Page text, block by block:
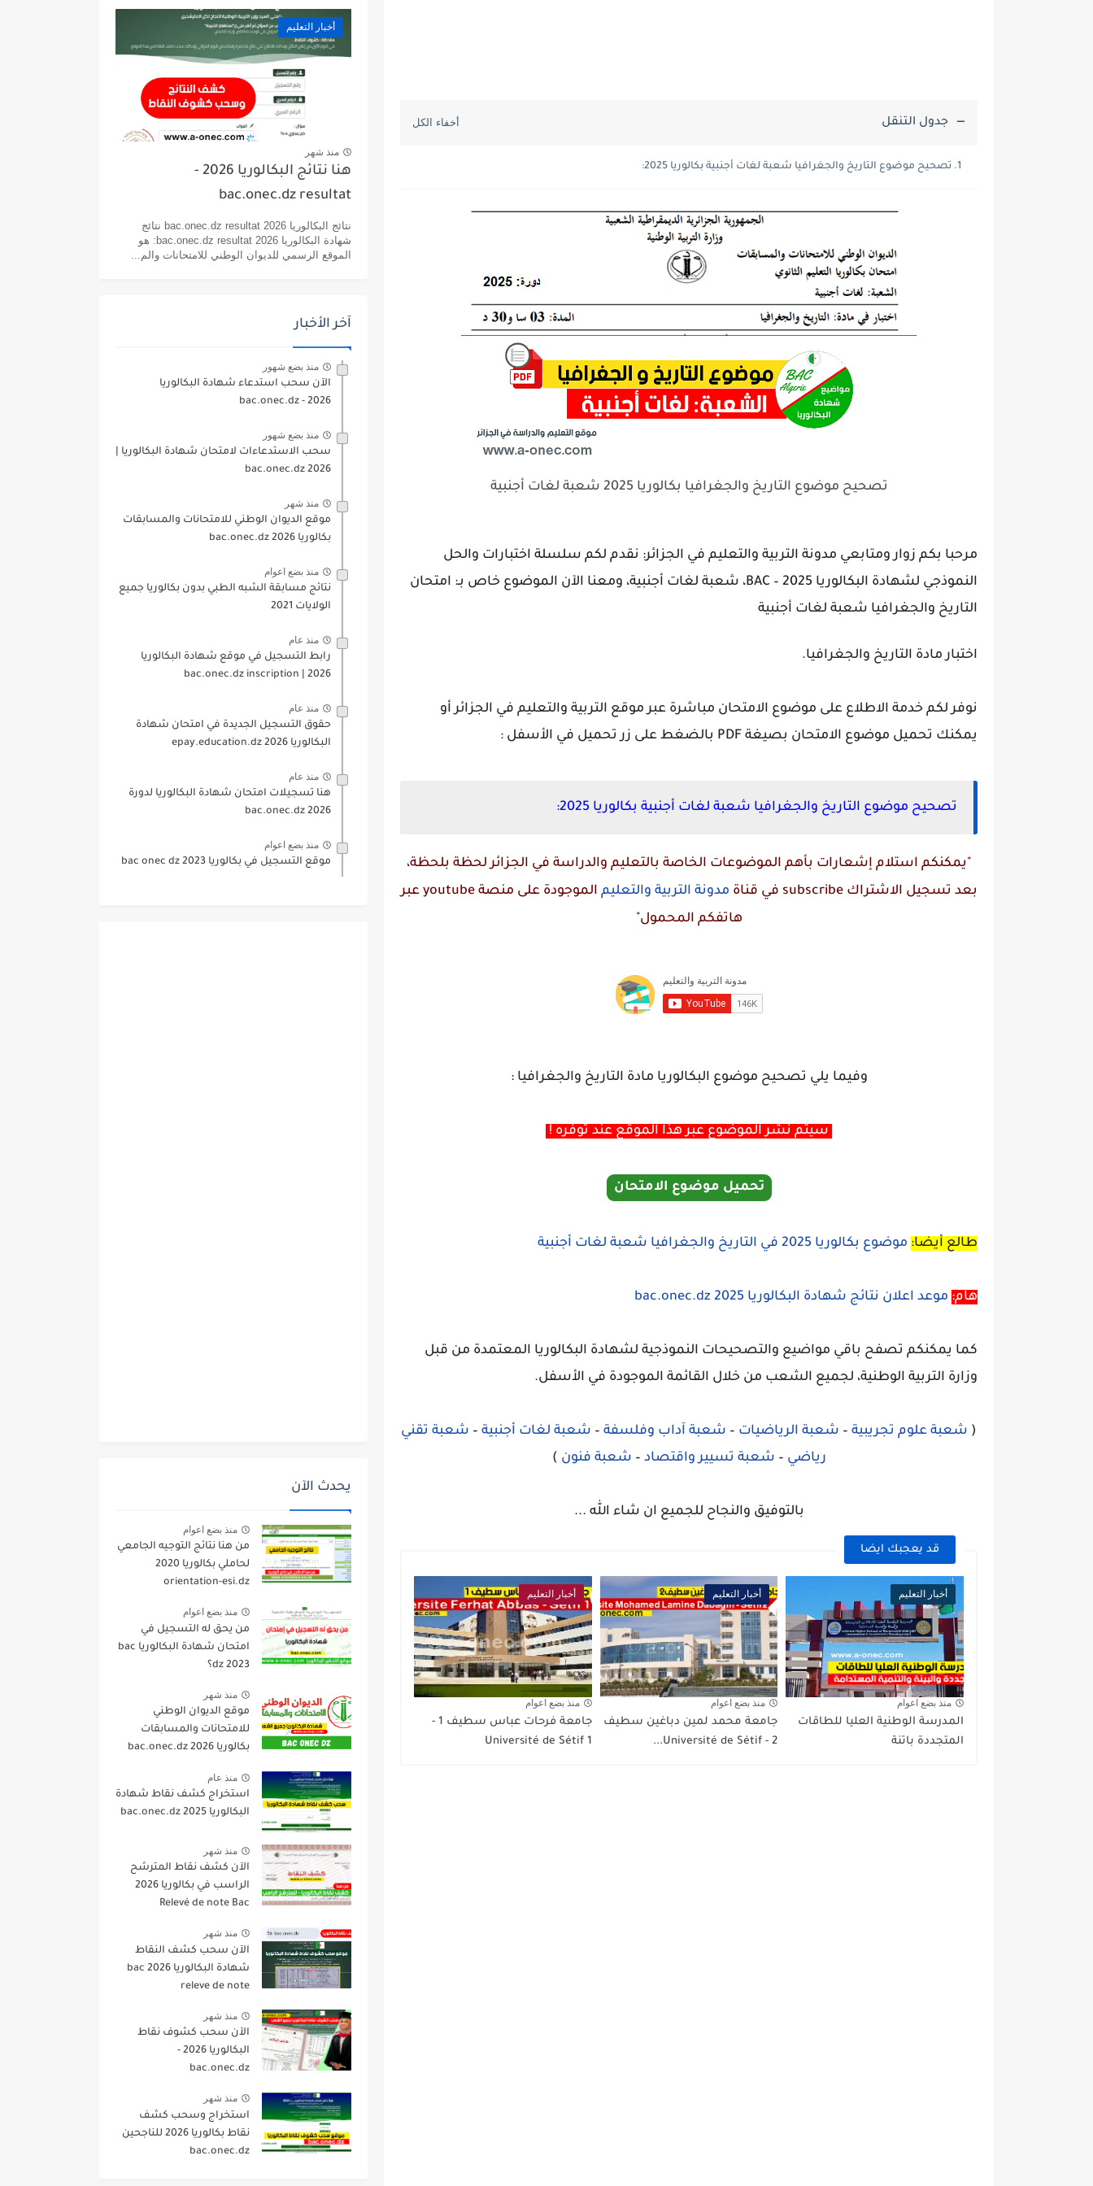
جدول التنقل
تصحيح موضوع التاريخ والجغرافيا شعبة لغات أجنبية بكالوريا 2025:
تصحيح موضوع التاريخ والجغرافيا بكالوريا 2025 شعبة لغات أجنبية
مرحبا بكم زوار ومتابعي مدونة التربية والتعليم في الجزائر: نقدم لكم سلسلة اختبارات والحل
النموذجي لشهادة البكالوريا 2025 – BAC، شعبة لغات أجنبية، ومعنا الآن الموضوع خاص بـ: امتحان
التاريخ والجغرافيا شعبة لغات أجنبية
اختبار مادة التاريخ والجغرافيا.
نوفر لكم خدمة الاطلاع على موضوع الامتحان مباشرة عبر موقع التربية والتعليم في الجزائر أو
يمكنك تحميل موضوع الامتحان بصيغة PDF بالضغط على زر تحميل في الأسفل :
تصحيح موضوع التاريخ والجغرافيا شعبة لغات أجنبية بكالوريا 2025:
"يمكنكم استلام إشعارات بأهم الموضوعات الخاصة بالتعليم والدراسة في الجزائر لحظة بلحظة،
بعد تسجيل الاشتراكsubscribe في قناة مدونة التربية والتعليم الموجودة على منصةyoutube عبر
هاتفكم المحمول"
وفيما يلي تصحيح موضوع البكالوريا مادة التاريخ والجغرافيا :
سيتم نشر الموضوع عبر هذا الموقع عند توفره !
تحميل موضوع الامتحان
طالع أيضا: موضوع بكالوريا 2025 في التاريخ والجغرافيا شعبة لغات أجنبية
هام: موعد اعلان نتائج شهادة البكالوريا 2025 bac.onec.dz
كما يمكنكم تصفح باقي مواضيع والتصحيحات النموذجية لشهادة البكالوريا المعتمدة من قبل
وزارة التربية الوطنية، لجميع الشعب من خلال القائمة الموجودة في الأسفل.
( شعبة علوم تجريبية – شعبة الرياضيات – شعبة آداب وفلسفة – شعبة لغات أجنبية – شعبة تقني
رياضي – شعبة تسيير واقتصاد – شعبة فنون )
بالتوفيق والنجاح للجميع ان شاء الله ...
قد يعجبك ايضا
أخبار التعليم
منذ بضع اعوام
المدرسة الوطنية العليا للطاقات
المتجددة باتنة
أخبار التعليم
منذ بضع اعوام
جامعة محمد لمين دباغين سطيف
2 - Université de Sétif...
أخبار التعليم
منذ بضع اعوام
جامعة فرحات عباس سطيف 1 -
Université de Sétif 1
أخبار التعليم
منذ شهر
هنا نتائج البكالوريا 2026 -
bac.onec.dz resultat
نتائج البكالوريا 2026 bac.onec.dz resultat نتائج
شهادة البكالوريا 2026 bac.onec.dz resultat: هو
الموقع الرسمي للديوان الوطني للامتحانات والم...
آخر الأخبار
منذ بضع شهور
الآن سحب استدعاء شهادة البكالوريا
bac.onec.dz - 2026
منذ بضع شهور
سحب الاستدعاءات لامتحان شهادة البكالوريا |
2026 bac.onec.dz
منذ شهر
موقع الديوان الوطني للامتحانات والمسابقات
بكالوريا 2026 bac.onec.dz
منذ بضع اعوام
نتائج مسابقة الشبه الطبي بدون بكالوريا جميع
الولايات 2021
منذ عام
رابط التسجيل في موقع شهادة البكالوريا
2026 | bac.onec.dz inscription
منذ عام
حقوق التسجيل الجديدة في امتحان شهادة
البكالوريا 2026 epay.education.dz
منذ عام
هنا تسجيلات امتحان شهادة البكالوريا لدورة
2026 bac.onec.dz
منذ بضع اعوام
موقع التسجيل في بكالوريا 2023 bac onec dz
يحدث الآن
منذ بضع اعوام
من هنا نتائج التوجيه الجامعي
لحاملي بكالوريا 2020
orientation-esi.dz
منذ بضع اعوام
من يحق له التسجيل في
امتحان شهادة البكالوريا bac
dz 2023؟
منذ شهر
موقع الديوان الوطني
للامتحانات والمسابقات
بكالوريا 2026 bac.onec.dz
منذ عام
استخراج كشف نقاط شهادة
البكالوريا 2025 bac.onec.dz
منذ شهر
الآن كشف نقاط المترشح
الراسب في بكالوريا 2026
Relevé de note Bac
منذ شهر
الآن سحب كشف النقاط
شهادة البكالوريا 2026 bac
releve de note
منذ شهر
الآن سحب كشوف نقاط
البكالوريا 2026 -
bac.onec.dz
منذ شهر
استخراج وسحب كشف
نقاط بكالوريا 2026 للناجحين
bac.onec.dz